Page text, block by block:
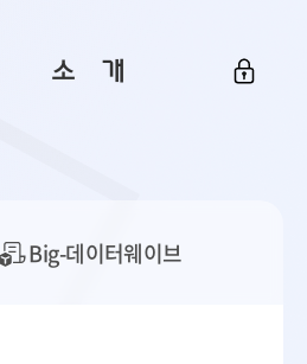
소ㅤ개
Big 월간뉴스
Big-데이터웨이브